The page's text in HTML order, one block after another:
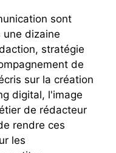
sont
une dizaine
stratégie
de
sur la création
digital, l'image
de rédacteur
rendre ces
les